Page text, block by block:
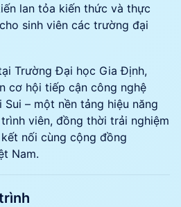
lan tỏa kiến thức và thực
sinh viên các trường đại
Trường Đại học Gia Định,
cơ hội tiếp cận công nghệ
– một nền tảng hiệu năng
viên, đồng thời trải nghiệm
nối cùng cộng đồng
Nam.